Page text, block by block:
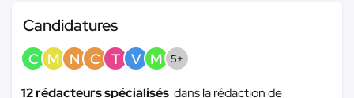
Candidatures
C M N C T V M 5+
12 rédacteurs spécialisés dans la rédaction de